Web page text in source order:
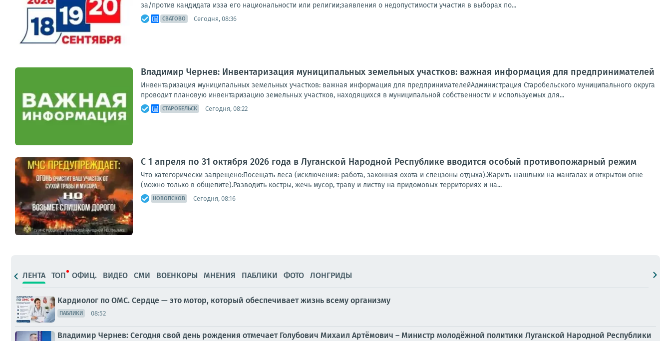
за/против кандидата изза его национальности или религии;заявления о недопустимости участия в выборах по...
СВАТОВО Сегодня, 08:36
Владимир Чернев: Инвентаризация муниципальных земельных участков: важная информация для предпринимателей
Инвентаризация муниципальных земельных участков: важная информация для предпринимателейАдминистрация Старобельского муниципального округа
проводит плановую инвентаризацию земельных участков, находящихся в муниципальной собственности и используемых для...
СТАРОБЕЛЬСК Сегодня, 08:22
С 1 апреля по 31 октября 2026 года в Луганской Народной Республике вводится особый противопожарный режим
Что категорически запрещено:Посещать леса (исключения: работа, законная охота и спецзоны отдыха).Жарить шашлыки на мангалах и открытом огне
(можно только в общепите).Разводить костры, жечь мусор, траву и листву на придомовых территориях и на...
НОВОПСКОВ Сегодня, 08:16
ЛЕНТА ТОП ОФИЦ. ВИДЕО СМИ ВОЕНКОРЫ МНЕНИЯ ПАБЛИКИ ФОТО ЛОНГРИДЫ
Кардиолог по ОМС. Сердце — это мотор, который обеспечивает жизнь всему организму
ПАБЛИКИ 08:52
Владимир Чернев: Сегодня свой день рождения отмечает Голубович Михаил Артёмович – Министр молодёжной политики Луганской Народной Республики